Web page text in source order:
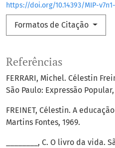
https://doi.org/10.14393/MIP-
Formatos de Citação
Referências
FERRARI, Michel. Célestin
São Paulo: Expressão
FREINET, Célestin. A
Martins Fontes, 1969.
________, C. O livro da vida.